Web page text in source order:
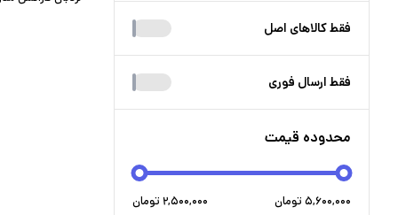
فقط کالا‌های اصل
فقط ارسال فوری
محدوده قیمت
۵,۶۰۰,۰۰۰ تومان ۲,۵۰۰,۰۰۰ تومان